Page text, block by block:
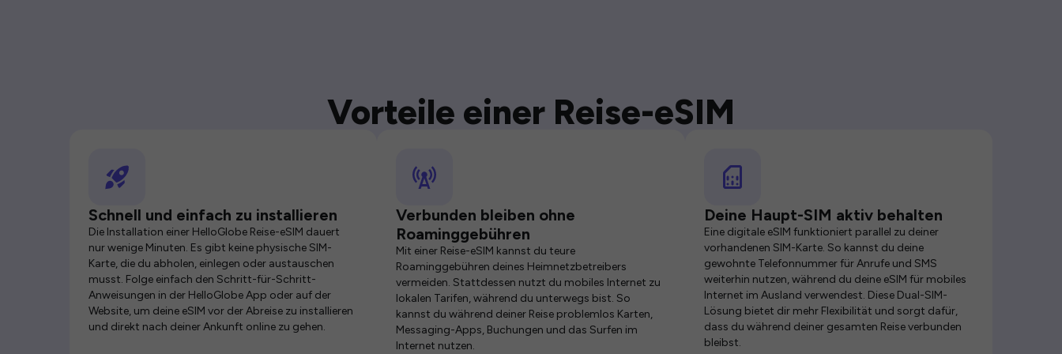
Vorteile einer Reise-eSIM
Schnell und einfach zu installieren
Die Installation einer HelloGlobe Reise-eSIM dauert
nur wenige Minuten. Es gibt keine physische SIM-
Karte, die du abholen, einlegen oder austauschen
musst. Folge einfach den Schritt-für-Schritt-
Anweisungen in der HelloGlobe App oder auf der
Website, um deine eSIM vor der Abreise zu installieren
und direkt nach deiner Ankunft online zu gehen.
Verbunden bleiben ohne
Roaminggebühren
Mit einer Reise-eSIM kannst du teure
Roaminggebühren deines Heimnetzbetreibers
vermeiden. Stattdessen nutzt du mobiles Internet zu
lokalen Tarifen, während du unterwegs bist. So
kannst du während deiner Reise problemlos Karten,
Messaging-Apps, Buchungen und das Surfen im
Internet nutzen.
Deine Haupt-SIM aktiv behalten
Eine digitale eSIM funktioniert parallel zu deiner
vorhandenen SIM-Karte. So kannst du deine
gewohnte Telefonnummer für Anrufe und SMS
weiterhin nutzen, während du deine eSIM für mobiles
Internet im Ausland verwendest. Diese Dual-SIM-
Lösung bietet dir mehr Flexibilität und sorgt dafür,
dass du während deiner gesamten Reise verbunden
bleibst.